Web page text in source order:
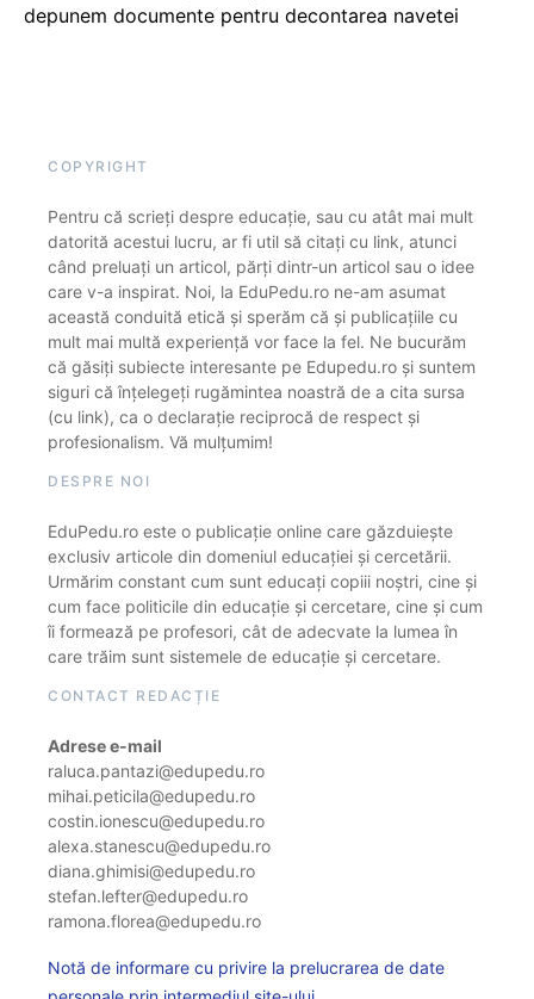
depunem documente pentru decontarea navetei
COPYRIGHT
Pentru că scrieți despre educație, sau cu atât mai mult
datorită acestui lucru, ar fi util să citați cu link, atunci
când preluați un articol, părți dintr-un articol sau o idee
care v-a inspirat. Noi, la EduPedu.ro ne-am asumat
această conduită etică și sperăm că și publicațiile cu
mult mai multă experiență vor face la fel. Ne bucurăm
că găsiți subiecte interesante pe Edupedu.ro și suntem
siguri că înțelegeți rugămintea noastră de a cita sursa
(cu link), ca o declarație reciprocă de respect și
profesionalism. Vă mulțumim!
DESPRE NOI
EduPedu.ro este o publicație online care găzduiește
exclusiv articole din domeniul educației și cercetării.
Urmărim constant cum sunt educați copiii noștri, cine și
cum face politicile din educație și cercetare, cine și cum
îi formează pe profesori, cât de adecvate la lumea în
care trăim sunt sistemele de educație și cercetare.
CONTACT REDACȚIE
Adrese e-mail
raluca.pantazi@edupedu.ro
mihai.peticila@edupedu.ro
costin.ionescu@edupedu.ro
alexa.stanescu@edupedu.ro
diana.ghimisi@edupedu.ro
stefan.lefter@edupedu.ro
ramona.florea@edupedu.ro
Notă de informare cu privire la prelucrarea de date